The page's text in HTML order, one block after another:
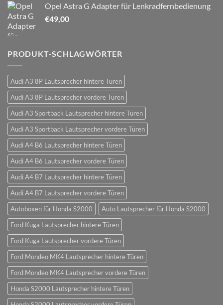
Opel Astra G Adapter für Lenkradfernbedienung
€49,00
PRODUKT-SCHLAGWÖRTER
Audi A3 8P Lautsprecher hintere Türen
Audi A3 8P Lautsprecher vordere Türen
Audi A3 Sportback Lautsprecher hintere Türen
Audi A3 Sportback Lautsprecher vordere Türen
Audi A4 B6 Lautsprecher hintere Türen
Audi A4 B6 Lautsprecher vordere Türen
Audi A4 B7 Lautsprecher hintere Türen
Audi A4 B7 Lautsprecher vordere Türen
Autoboxen für Honda S2000
Auto Lautsprecher für Honda S2000
Ford Kuga Lautsprecher hintere Türen
Ford Kuga Lautsprecher vordere Türen
Ford Mondeo MK4 Lautsprecher hintere Türen
Ford Mondeo MK4 Lautsprecher vordere Türen
Honda S2000 Lautsprecher hintere Türen